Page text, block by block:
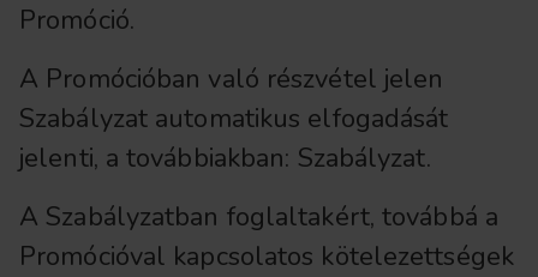
Promóció.
A Promócióban való részvétel jelen
Szabályzat automatikus elfogadását
jelenti, a továbbiakban: Szabályzat.
A Szabályzatban foglaltakért, továbbá a
Promócióval kapcsolatos kötelezettségek